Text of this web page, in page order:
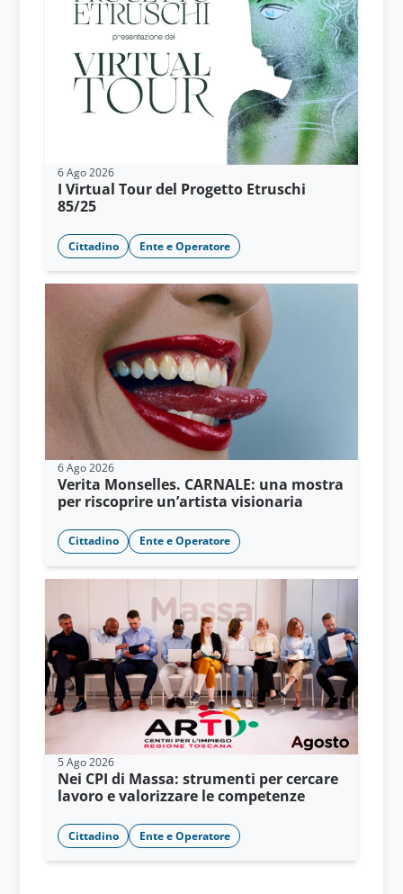
I Virtual Tour del Progetto Etruschi
85/25
6 Ago 2026
Cittadino Ente e Operatore
Verita Monselles. CARNALE: una mostra
per riscoprire un’artista visionaria
6 Ago 2026
Cittadino Ente e Operatore
Nei CPI di Massa: strumenti per cercare
lavoro e valorizzare le competenze
5 Ago 2026
Cittadino Ente e Operatore